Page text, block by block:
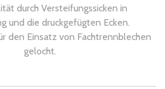
durch Versteifungssicken in
und die druckgefügten Ecken.
den Einsatz von Fachtrennblechen
gelocht.